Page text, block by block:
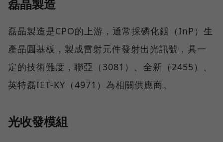
磊晶製造
磊晶製造是CPO的上游，通常採磷化銦（InP）生
產晶圓基板，製成雷射元件發射出光訊號，具一
定的技術難度，聯亞（3081）、全新（2455）、
英特磊IET-KY（4971）為相關供應商。
光收發模組